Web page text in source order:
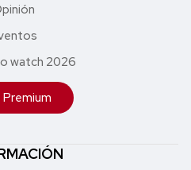
watch 2026
Premium